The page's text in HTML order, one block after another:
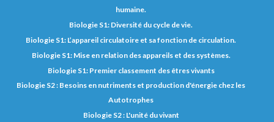
humaine.
Biologie S1: Diversité du cycle de vie.
Biologie S1: L’appareil circulatoire et sa fonction de circulation.
Biologie S1: Mise en relation des appareils et des systèmes.
Biologie S1: Premier classement des êtres vivants
Biologie S2 : Besoins en nutriments et production d'énergie chez les
Autotrophes
Biologie S2 : L'unité du vivant